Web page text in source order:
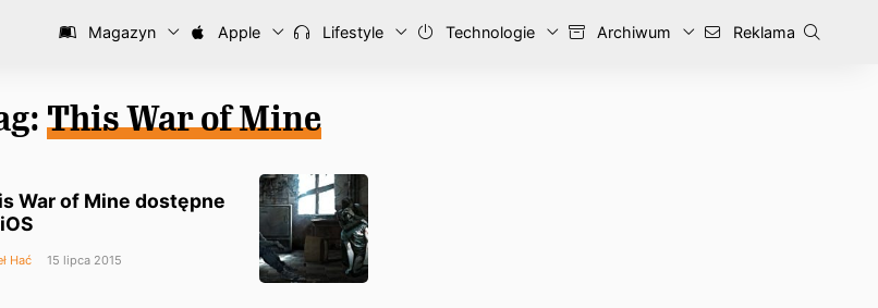
Magazyn Apple Lifestyle Technologie Archiwum Reklama
This War of Mine
War of Mine dostępne
Hać 15 lipca 2015